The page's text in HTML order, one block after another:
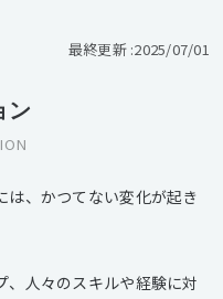
最終更新 :2025/07/01
ン
は、かつてない変化が起き
、人々のスキルや経験に対